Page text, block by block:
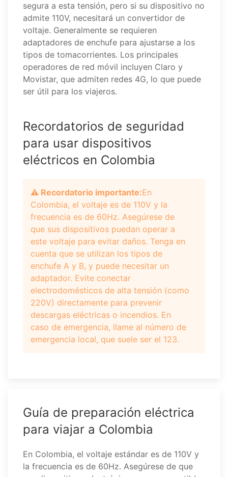
segura a esta tensión, pero si su dispositivo no
admite 110V, necesitará un convertidor de
voltaje. Generalmente se requieren
adaptadores de enchufe para ajustarse a los
tipos de tomacorrientes. Los principales
operadores de red móvil incluyen Claro y
Movistar, que admiten redes 4G, lo que puede
ser útil para los viajeros.
Recordatorios de seguridad
para usar dispositivos
eléctricos en Colombia
⚠️ Recordatorio importante:En
Colombia, el voltaje es de 110V y la
frecuencia es de 60Hz. Asegúrese de
que sus dispositivos puedan operar a
este voltaje para evitar daños. Tenga en
cuenta que se utilizan los tipos de
enchufe A y B, y puede necesitar un
adaptador. Evite conectar
electrodomésticos de alta tensión (como
220V) directamente para prevenir
descargas eléctricas o incendios. En
caso de emergencia, llame al número de
emergencia local, que suele ser el 123.
Guía de preparación eléctrica
para viajar a Colombia
En Colombia, el voltaje estándar es de 110V y
la frecuencia es de 60Hz. Asegúrese de que